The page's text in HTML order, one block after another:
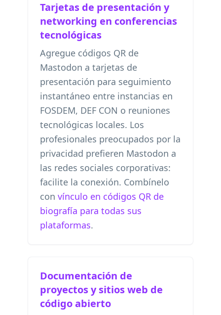
Tarjetas de presentación y
networking en conferencias
tecnológicas
Agregue códigos QR de
Mastodon a tarjetas de
presentación para seguimiento
instantáneo entre instancias en
FOSDEM, DEF CON o reuniones
tecnológicas locales. Los
profesionales preocupados por la
privacidad prefieren Mastodon a
las redes sociales corporativas:
facilite la conexión. Combínelo
con vínculo en códigos QR de
biografía para todas sus
plataformas.
Documentación de
proyectos y sitios web de
código abierto